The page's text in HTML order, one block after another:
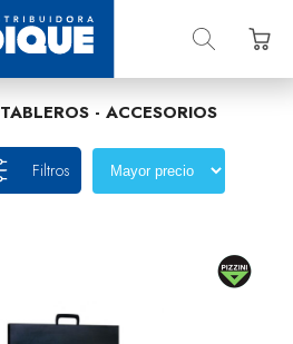
TABLEROS - ACCESORIOS
Filtros